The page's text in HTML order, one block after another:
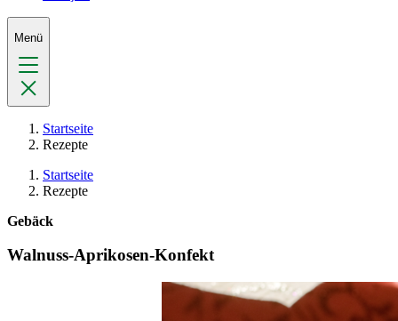
Menü
Startseite
Rezepte
Startseite
Rezepte
Gebäck
Walnuss-Aprikosen-Konfekt